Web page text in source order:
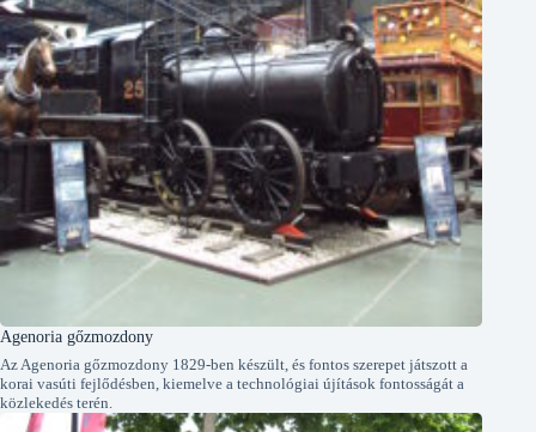
Agenoria gőzmozdony
Az Agenoria gőzmozdony 1829-ben készült, és fontos szerepet játszott a
korai vasúti fejlődésben, kiemelve a technológiai újítások fontosságát a
közlekedés terén.